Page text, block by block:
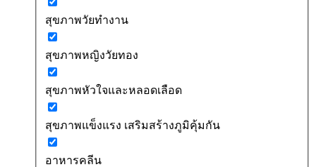
สุขภาพวัยทำงาน
สุขภาพหญิงวัยทอง
สุขภาพหัวใจและหลอดเลือด
สุขภาพแข็งแรง เสริมสร้างภูมิคุ้มกัน
อาหารคลีน